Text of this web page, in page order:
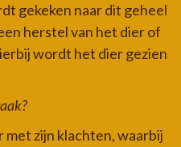
gekeken naar dit geheel
herstel van het dier of
wordt het dier gezien
zijn klachten, waarbij